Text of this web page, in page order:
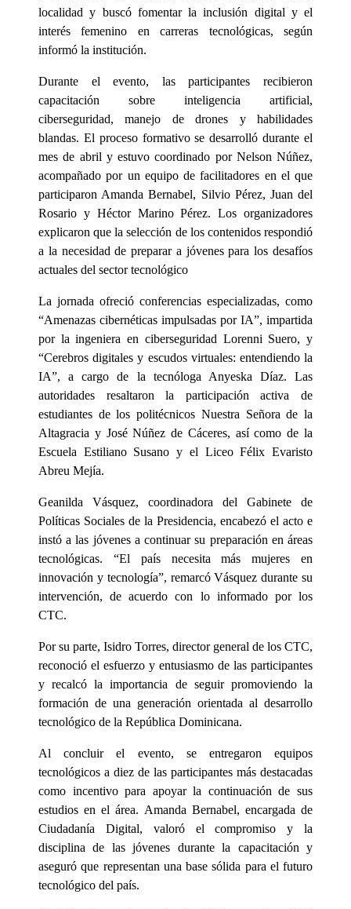
localidad y buscó fomentar la inclusión digital y el
interés femenino en carreras tecnológicas, según
informó la institución.
Durante el evento, las participantes recibieron
capacitación sobre inteligencia artificial,
ciberseguridad, manejo de drones y habilidades
blandas. El proceso formativo se desarrolló durante el
mes de abril y estuvo coordinado por Nelson Núñez,
acompañado por un equipo de facilitadores en el que
participaron Amanda Bernabel, Silvio Pérez, Juan del
Rosario y Héctor Marino Pérez. Los organizadores
explicaron que la selección de los contenidos respondió
a la necesidad de preparar a jóvenes para los desafíos
actuales del sector tecnológico
La jornada ofreció conferencias especializadas, como
“Amenazas cibernéticas impulsadas por IA”, impartida
por la ingeniera en ciberseguridad Lorenni Suero, y
“Cerebros digitales y escudos virtuales: entendiendo la
IA”, a cargo de la tecnóloga Anyeska Díaz. Las
autoridades resaltaron la participación activa de
estudiantes de los politécnicos Nuestra Señora de la
Altagracia y José Núñez de Cáceres, así como de la
Escuela Estiliano Susano y el Liceo Félix Evaristo
Abreu Mejía.
Geanilda Vásquez, coordinadora del Gabinete de
Políticas Sociales de la Presidencia, encabezó el acto e
instó a las jóvenes a continuar su preparación en áreas
tecnológicas. “El país necesita más mujeres en
innovación y tecnología”, remarcó Vásquez durante su
intervención, de acuerdo con lo informado por los
CTC.
Por su parte, Isidro Torres, director general de los CTC,
reconoció el esfuerzo y entusiasmo de las participantes
y recalcó la importancia de seguir promoviendo la
formación de una generación orientada al desarrollo
tecnológico de la República Dominicana.
Al concluir el evento, se entregaron equipos
tecnológicos a diez de las participantes más destacadas
como incentivo para apoyar la continuación de sus
estudios en el área. Amanda Bernabel, encargada de
Ciudadanía Digital, valoró el compromiso y la
disciplina de las jóvenes durante la capacitación y
aseguró que representan una base sólida para el futuro
tecnológico del país.